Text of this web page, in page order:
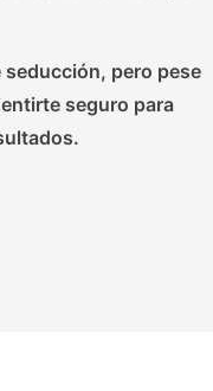
pero pese
seguro para